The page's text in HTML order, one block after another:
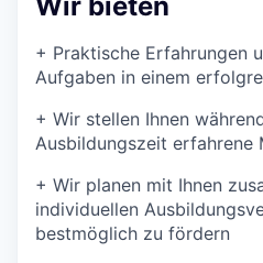
Wir bieten
+ Praktische Erfahrungen
Aufgaben in einem
+ Wir stellen Ihnen
Ausbildungszeit erfahrene
+ Wir planen mit Ihnen
individuellen
bestmöglich zu fördern